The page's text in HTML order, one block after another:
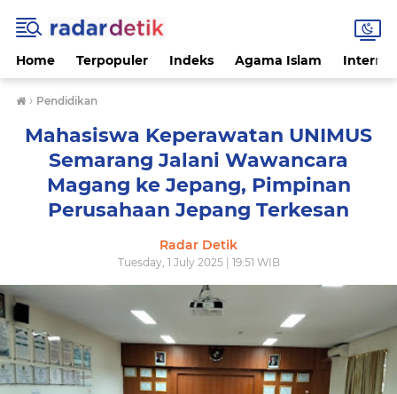
Home Terpopuler Indeks Agama Islam
› Pendidikan
Mahasiswa Keperawatan UNIMUS
Semarang Jalani Wawancara
Magang ke Jepang, Pimpinan
Perusahaan Jepang Terkesan
Radar Detik
Tuesday, 1 July 2025 | 19:51 WIB